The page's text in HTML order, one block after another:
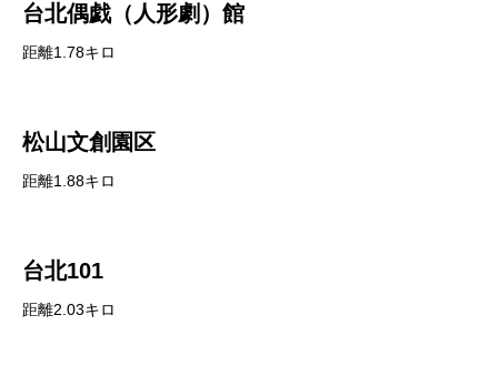
台北偶戯（人形劇）館
距離1.78キロ
松山文創園区
距離1.88キロ
台北101
距離2.03キロ